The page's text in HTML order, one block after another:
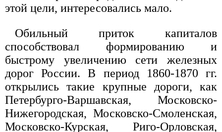
этой цели, интересовались мало.
Обильный приток капиталов
способствовал формированию и
быстрому увеличению сети железных
дорог России. В период 1860-1870 гг.
открылись такие крупные дороги, как
Петербурго-Варшавская, Московско-
Нижегородская, Московско-Смоленская,
Московско-Курская, Риго-Орловская,